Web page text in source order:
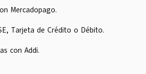
Mercadopago.
Tarjeta de Crédito o Débito.
con Addi.